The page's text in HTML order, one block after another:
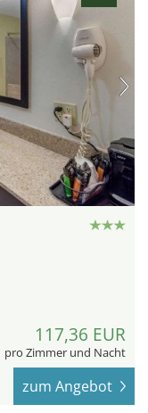
117,36 EUR
pro Zimmer und Nacht
zum Angebot